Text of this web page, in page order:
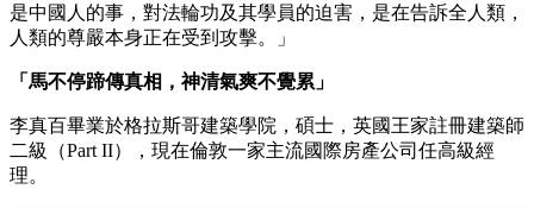
是中國人的事，對法輪功及其學員的迫害，是在告訴全人類，
人類的尊嚴本身正在受到攻擊。」
「馬不停蹄傳真相，神清氣爽不覺累」
李真百畢業於格拉斯哥建築學院，碩士，英國王家註冊建築師
二級（Part II），現在倫敦一家主流國際房產公司任高級經
理。